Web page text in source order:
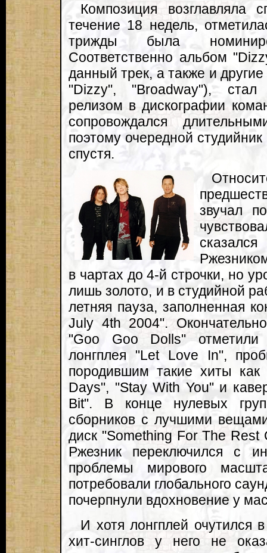
Композиция
течение 18 недель,
трижды была
Соответственно альбом
данный трек, а также и
"Dizzy", "Broadway"),
релизом в дискографии
сопровождался
поэтому очередной
спустя.
звучал
в чартах до 4-й строчки, но
лишь золото, и в студийной
летняя пауза, заполненная
July 4th 2004".
"Goo Goo Dolls" отметили
лонгплея "Let Love In",
породившим такие хиты
Days", "Stay With You" и
Bit". В конце нулевых
сборников с лучшими
диск "Something For The
Ржезник переключился с
проблемы мирового
потребовали глобального
почерпнули вдохновение у
И хотя лонгплей очутился
хит-синглов у него не